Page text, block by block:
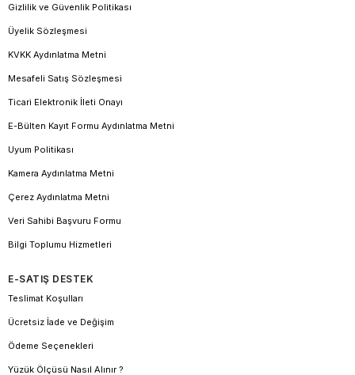
Gizlilik ve Güvenlik Politikası
Üyelik Sözleşmesi
KVKK Aydınlatma Metni
Mesafeli Satış Sözleşmesi
Ticari Elektronik İleti Onayı
E-Bülten Kayıt Formu Aydınlatma Metni
Uyum Politikası
Kamera Aydınlatma Metni
Çerez Aydınlatma Metni
Veri Sahibi Başvuru Formu
Bilgi Toplumu Hizmetleri
E-SATIŞ DESTEK
Teslimat Koşulları
Ücretsiz İade ve Değişim
Ödeme Seçenekleri
Yüzük Ölçüsü Nasıl Alınır ?